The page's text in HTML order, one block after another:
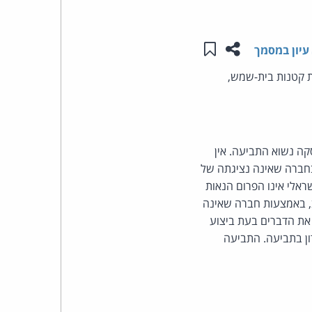
שתפו עמוד זה
שמור ב"תכנים שלי"
עיון במסמך
קטנות בית-שמש,
לעסקה נשוא התביעה. אין
בחברה שאינה נציגתה של
היתר, כי ביהמ"ש הישראלי אינו הפרום הנאות
באמצעות חברה שאינה
את הדברים בעת ביצוע
בתביעה. התביעה